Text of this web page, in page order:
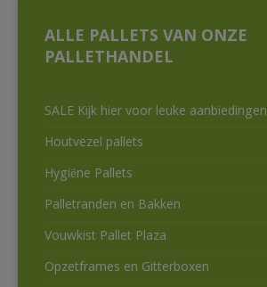
ALLE PALLETS VAN ONZE
PALLETHANDEL
SALE Kijk hier voor leuke aanbiedingen
Houtvezel pallets
Hygiëne Pallets
Palletranden en Bakken
Vouwkist Pallet Plaza
Opzetframes en Gitterboxen